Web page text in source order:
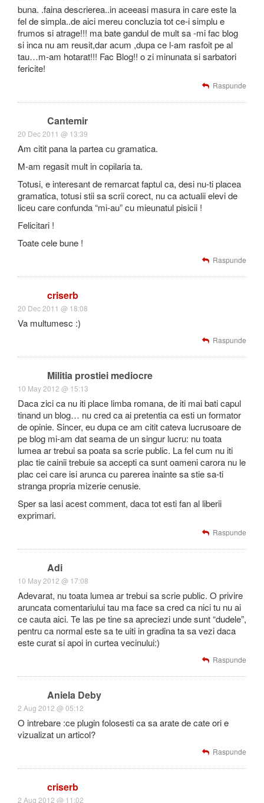
buna. .faina descrierea..in aceeasi masura in care este la
fel de simpla..de aici mereu concluzia tot ce-i simplu e
frumos si atrage!!! ma bate gandul de mult sa -mi fac blog
si inca nu am reusit,dar acum ,dupa ce l-am rasfoit pe al
tau…m-am hotarat!!! Fac Blog!! o zi minunata si sarbatori
fericite!
Raspunde
Cantemir
20 Dec 2011 @ 13:39
Am citit pana la partea cu gramatica.
M-am regasit mult in copilaria ta.
Totusi, e interesant de remarcat faptul ca, desi nu-ti placea
gramatica, totusi stii sa scrii corect, nu ca actualii elevi de
liceu care confunda “mi-au” cu mieunatul pisicii !
Felicitari !
Toate cele bune !
Raspunde
criserb
20 Dec 2011 @ 18:08
Va multumesc :)
Raspunde
Militia prostiei mediocre
10 May 2012 @ 15:13
Daca zici ca nu iti place limba romana, de iti mai bati capul
tinand un blog… nu cred ca ai pretentia ca esti un formator
de opinie. Sincer, eu dupa ce am citit cateva lucrusoare de
pe blog mi-am dat seama de un singur lucru: nu toata
lumea ar trebui sa poata sa scrie public. La fel cum nu iti
plac tie cainii trebuie sa accepti ca sunt oameni carora nu le
plac cei care isi arunca cu parerea inainte sa stie sa-ti
stranga propria mizerie cenusie.
Sper sa lasi acest comment, daca tot esti fan al liberii
exprimari.
Raspunde
Adi
10 May 2012 @ 17:08
Adevarat, nu toata lumea ar trebui sa scrie public. O privire
aruncata comentariului tau ma face sa cred ca nici tu nu ai
ce cauta aici. Te las pe tine sa apreciezi unde sunt “dudele”,
pentru ca normal este sa te uiti in gradina ta sa vezi daca
este curat si apoi in curtea vecinului:)
Raspunde
Aniela Deby
2 Aug 2012 @ 05:12
O intrebare :ce plugin folosesti ca sa arate de cate ori e
vizualizat un articol?
Raspunde
criserb
2 Aug 2012 @ 11:02